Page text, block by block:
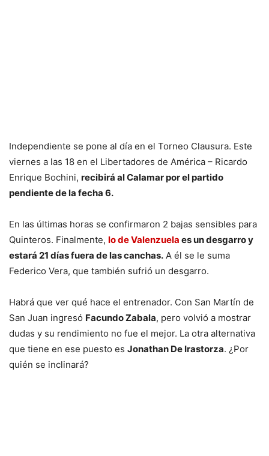
Independiente se pone al día en el Torneo Clausura. Este
viernes a las 18 en el Libertadores de América – Ricardo
Enrique Bochini, recibirá al Calamar por el partido
pendiente de la fecha 6.
En las últimas horas se confirmaron 2 bajas sensibles para
Quinteros. Finalmente, lo de Valenzuela es un desgarro y
estará 21 días fuera de las canchas. A él se le suma
Federico Vera, que también sufrió un desgarro.
Habrá que ver qué hace el entrenador. Con San Martín de
San Juan ingresó Facundo Zabala, pero volvió a mostrar
dudas y su rendimiento no fue el mejor. La otra alternativa
que tiene en ese puesto es Jonathan De Irastorza. ¿Por
quién se inclinará?